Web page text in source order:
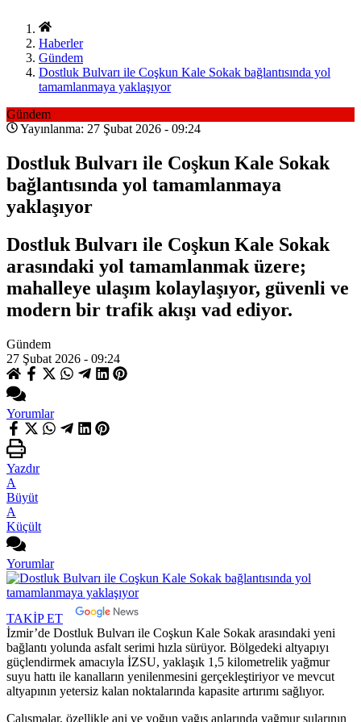
Haberler
Gündem
Dostluk Bulvarı ile Coşkun Kale Sokak bağlantısında yol
tamamlanmaya yaklaşıyor
Gündem
Yayınlanma: 27 Şubat 2026 - 09:24
Dostluk Bulvarı ile Coşkun Kale Sokak
bağlantısında yol tamamlanmaya
yaklaşıyor
Dostluk Bulvarı ile Coşkun Kale Sokak
arasındaki yol tamamlanmak üzere;
mahalleye ulaşım kolaylaşıyor, güvenli ve
modern bir trafik akışı vad ediyor.
Gündem
27 Şubat 2026 - 09:24
Yorumlar
Yazdır
A
Büyüt
A
Küçült
Yorumlar
TAKİP ET
İzmir’de Dostluk Bulvarı ile Coşkun Kale Sokak arasındaki yeni
bağlantı yolunda asfalt serimi hızla sürüyor. Bölgedeki altyapıyı
güçlendirmek amacıyla İZSU, yaklaşık 1,5 kilometrelik yağmur
suyu hattı ile kanalların yenilenmesini gerçekleştiriyor ve mevcut
altyapının yetersiz kalan noktalarında kapasite artırımı sağlıyor.
Çalışmalar, özellikle ani ve yoğun yağış anlarında yağmur sularının